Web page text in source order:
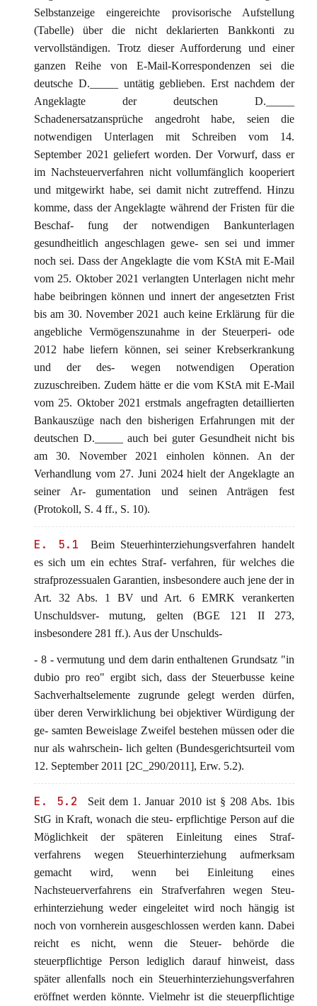
Selbstanzeige eingereichte provisorische Aufstellung
(Tabelle) über die nicht deklarierten Bankkonti zu
vervollständigen. Trotz dieser Aufforderung und einer
ganzen Reihe von E-Mail-Korrespondenzen sei die
deutsche D._____ untätig geblieben. Erst nachdem der
Angeklagte der deutschen D._____
Schadenersatzansprüche angedroht habe, seien die
notwendigen Unterlagen mit Schreiben vom 14.
September 2021 geliefert worden. Der Vorwurf, dass er
im Nachsteuerverfahren nicht vollumfänglich kooperiert
und mitgewirkt habe, sei damit nicht zutreffend. Hinzu
komme, dass der Angeklagte während der Fristen für die
Beschaf- fung der notwendigen Bankunterlagen
gesundheitlich angeschlagen gewe- sen sei und immer
noch sei. Dass der Angeklagte die vom KStA mit E-Mail
vom 25. Oktober 2021 verlangten Unterlagen nicht mehr
habe beibringen können und innert der angesetzten Frist
bis am 30. November 2021 auch keine Erklärung für die
angebliche Vermögenszunahme in der Steuerperi- ode
2012 habe liefern können, sei seiner Krebserkrankung
und der des- wegen notwendigen Operation
zuzuschreiben. Zudem hätte er die vom KStA mit E-Mail
vom 25. Oktober 2021 erstmals angefragten detaillierten
Bankauszüge nach den bisherigen Erfahrungen mit der
deutschen D._____ auch bei guter Gesundheit nicht bis
am 30. November 2021 einholen können. An der
Verhandlung vom 27. Juni 2024 hielt der Angeklagte an
seiner Ar- gumentation und seinen Anträgen fest
(Protokoll, S. 4 ff., S. 10).
E. 5.1
Beim Steuerhinterziehungsverfahren handelt
es sich um ein echtes Straf- verfahren, für welches die
strafprozessualen Garantien, insbesondere auch jene der in
Art. 32 Abs. 1 BV und Art. 6 EMRK verankerten
Unschuldsver- mutung, gelten (BGE 121 II 273,
insbesondere 281 ff.). Aus der Unschulds-
- 8 - vermutung und dem darin enthaltenen Grundsatz "in
dubio pro reo" ergibt sich, dass der Steuerbusse keine
Sachverhaltselemente zugrunde gelegt werden dürfen,
über deren Verwirklichung bei objektiver Würdigung der
ge- samten Beweislage Zweifel bestehen müssen oder die
nur als wahrschein- lich gelten (Bundesgerichtsurteil vom
12. September 2011 [2C_290/2011], Erw. 5.2).
E. 5.2
Seit dem 1. Januar 2010 ist § 208 Abs. 1bis
StG in Kraft, wonach die steu- erpflichtige Person auf die
Möglichkeit der späteren Einleitung eines Straf-
verfahrens wegen Steuerhinterziehung aufmerksam
gemacht wird, wenn bei Einleitung eines
Nachsteuerverfahrens ein Strafverfahren wegen Steu-
erhinterziehung weder eingeleitet wird noch hängig ist
noch von vornherein ausgeschlossen werden kann. Dabei
reicht es nicht, wenn die Steuer- behörde die
steuerpflichtige Person lediglich darauf hinweist, dass
später allenfalls noch ein Steuerhinterziehungsverfahren
eröffnet werden könnte. Vielmehr ist die steuerpflichtige